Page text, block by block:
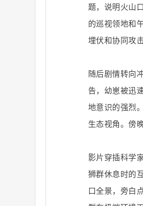
题，说明火山
的巡视领地和
埋伏和协同攻
随后剧情转向
告，幼崽被迅
地意识的强烈
生态视角。傍
影片穿插科学
狮群休息时的
口全景，旁白